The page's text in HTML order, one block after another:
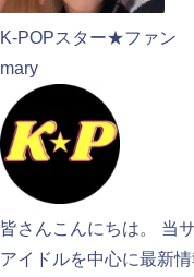
K-POPスター★ファン
mary
皆さんこんにちは。 当
アイドルを中心に最新